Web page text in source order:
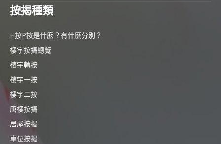
按揭種類
H按P按是什麼？有什麼分別？
樓宇按揭總覽
樓宇轉按
樓宇一按
樓宇二按
唐樓按揭
居屋按揭
車位按揭